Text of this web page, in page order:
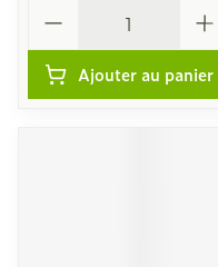
Ajouter au panier